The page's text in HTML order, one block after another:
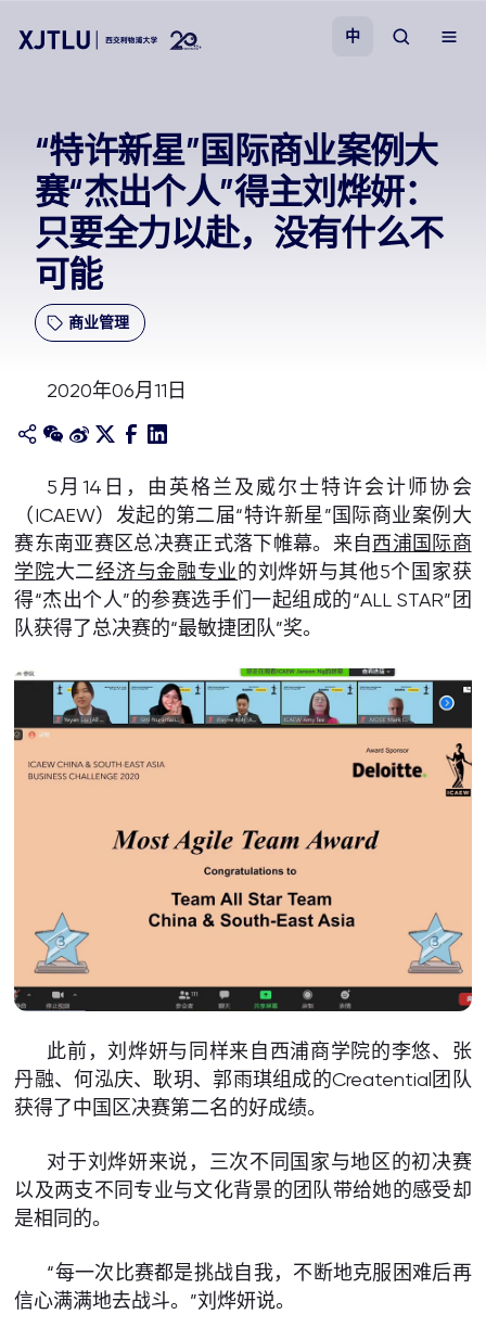
招生
科研
学院
校园生活
关于我们
中
“特许新星”国际商业案例大
赛“杰出个人”得主刘烨妍：
只要全力以赴，没有什么不
可能
商业管理
2020年06月11日
5月14日，由英格兰及威尔士特许会计师协会
（ICAEW）发起的第二届“特许新星”国际商业案例大
赛东南亚赛区总决赛正式落下帷幕。来自西浦国际商
学院大二经济与金融专业的刘烨妍与其他5个国家获
得“杰出个人”的参赛选手们一起组成的“ALL STAR”团
队获得了总决赛的“最敏捷团队”奖。
此前，刘烨妍与同样来自西浦商学院的李悠、张
丹融、何泓庆、耿玥、郭雨琪组成的Creatential团队
获得了中国区决赛第二名的好成绩。
对于刘烨妍来说，三次不同国家与地区的初决赛
以及两支不同专业与文化背景的团队带给她的感受却
是相同的。
“每一次比赛都是挑战自我，不断地克服困难后再
信心满满地去战斗。”刘烨妍说。